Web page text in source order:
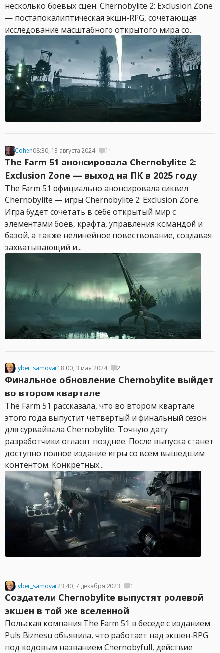
несколько боевых сцен. Chernobylite 2: Exclusion Zone
— постапокалиптическая экшн-RPG, сочетающая
исследование масштабного открытого мира со...
Cohen08:30, 13 августа 2024 11
The Farm 51 анонсировала Chernobylite 2:
Exclusion Zone — выход на ПК в 2025 году
The Farm 51 официально анонсировала сиквел
Chernobylite — игры Chernobylite 2: Exclusion Zone.
Игра будет сочетать в себе открытый мир с
элементами боев, крафта, управления командой и
базой, а также нелинейное повествование, создавая
захватывающий и...
cyber_samovar18:00, 3 мая 2024 2
Финальное обновление Chernobylite выйдет
во втором квартале
The Farm 51 рассказала, что во втором квартале
этого года выпустит четвертый и финальный сезон
для сурвайвала Chernobylite. Точную дату
разработчики огласят позднее. После выпуска станет
доступно полное издание игры со всем вышедшим
контентом. Конкретных...
cyber_samovar23:40, 7 декабря 2023 1
Создатели Chernobylite выпустят ролевой
экшен в той же вселенной
Польская компания The Farm 51 в беседе с изданием
Puls Biznesu объявила, что работает над экшен-RPG
под кодовым названием Chernobyfull, действие